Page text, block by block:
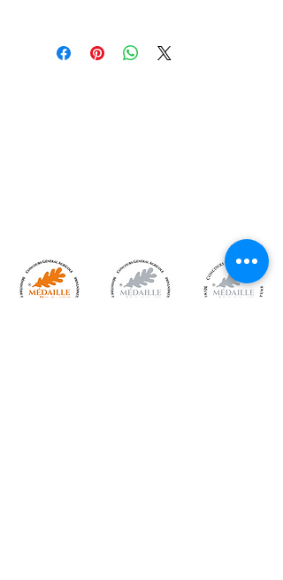
Choisir la quantité : 1,2,3...